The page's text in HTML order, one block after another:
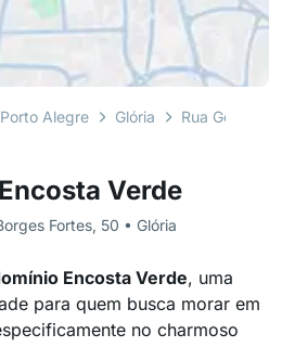
Verde
Fortes, 50 • Glória
Encosta Verde, uma
para quem busca morar em
no charmoso
Porto Alegre Glória Rua General